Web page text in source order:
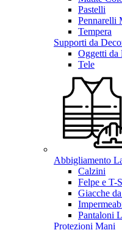
Pastelli
Pennarelli
Tempera
Supporti da
Oggetti da
Tele
Abbigliamento
Calzini
Felpe e T-
Giacche
Pantaloni
Protezioni Mani